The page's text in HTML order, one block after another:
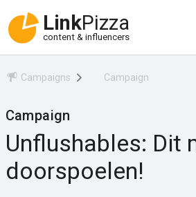
LinkPizza
content & influencers
Campaigns Campaign
Campaign
Unflushables: Dit
doorspoelen!